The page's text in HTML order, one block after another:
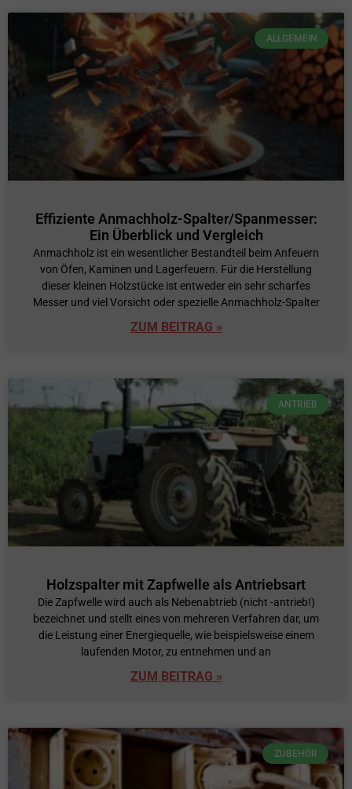
ALLGEMEIN
Effiziente Anmachholz-Spalter/Spanmesser:
Ein Überblick und Vergleich
Anmachholz ist ein wesentlicher Bestandteil beim Anfeuern
von Öfen, Kaminen und Lagerfeuern. Für die Herstellung
dieser kleinen Holzstücke ist entweder ein sehr scharfes
Messer und viel Vorsicht oder spezielle Anmachholz-Spalter
ZUM BEITRAG »
ANTRIEB
Holzspalter mit Zapfwelle als Antriebsart
Die Zapfwelle wird auch als Nebenabtrieb (nicht -antrieb!)
bezeichnet und stellt eines von mehreren Verfahren dar, um
die Leistung einer Energiequelle, wie beispielsweise einem
laufenden Motor, zu entnehmen und an
ZUM BEITRAG »
ZUBEHÖR